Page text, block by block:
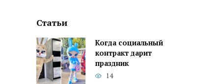
Статьи
Когда социальный
контракт дарит
праздник
14